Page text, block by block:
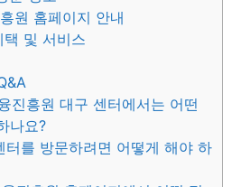
원 홈페이지 안내
택 및 서비스
진흥원 대구 센터에서는 어떤
나요?
터를 방문하려면 어떻게 해야 하